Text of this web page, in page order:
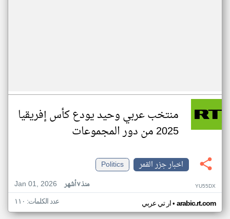
منتخب عربي وحيد يودع كأس إفريقيا
2025 من دور المجموعات
اخبار جزر القمر
Politics
Jan 01, 2026
منذ ٧ أشهر YU55DX
ار تي عربي• arabic.rt.com عدد الكلمات: ١١٠